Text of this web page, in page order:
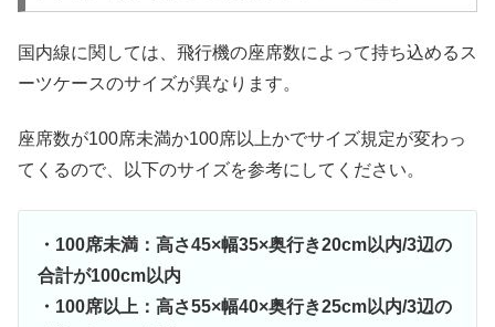
国内線に関しては、飛行機の座席数によって持ち込めるス
ーツケースのサイズが異なります。
座席数が100席未満か100席以上かでサイズ規定が変わっ
てくるので、以下のサイズを参考にしてください。
・100席未満：高さ45×幅35×奥行き20cm以内/3辺の
合計が100cm以内
・100席以上：高さ55×幅40×奥行き25cm以内/3辺の